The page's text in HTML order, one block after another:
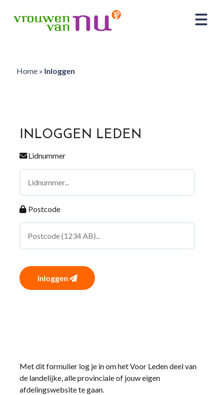
Home» Inloggen
INLOGGEN LEDEN
Lidnummer
Postcode
Inloggen
Met dit formulier log je in om het Voor Leden deel van
de landelijke, alle provinciale of jouw eigen
afdelingswebsite te gaan.